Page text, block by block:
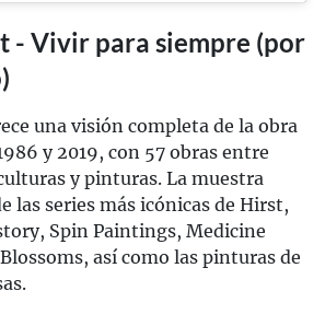
- Vivir para siempre (por
una visión completa de la obra
y 2019, con 57 obras entre
y pinturas. La muestra
las series más icónicas de Hirst,
Spin Paintings, Medicine
así como las pinturas de